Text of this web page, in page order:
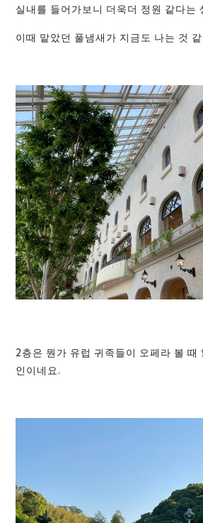
실내를 들어가보니 더욱더 정원 같다는
이때 맡았던 풀냄새가 지금도 나는 것
2층은 뭔가 유럽 귀족들이 오페라 볼 때
인이네요.